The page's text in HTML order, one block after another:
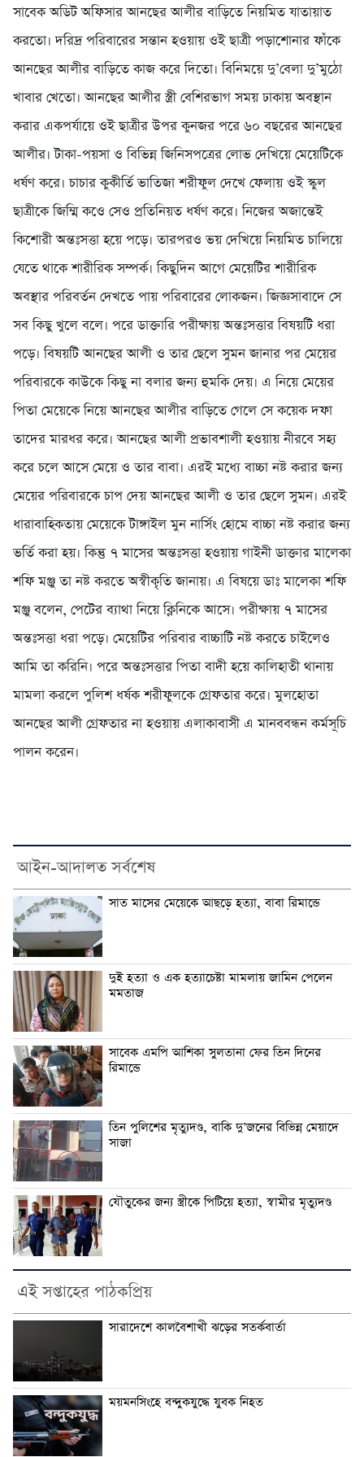
সাবেক অডিট অফিসার আনছের আলীর বাড়িতে নিয়মিত যাতায়াত
করতো। দরিদ্র পরিবারের সন্তান হওয়ায় ওই ছাত্রী পড়াশোনার ফাঁকে
আনছের আলীর বাড়িতে কাজ করে দিতো। বিনিময়ে দু’বেলা দু’মুঠো
খাবার খেতো। আনছের আলীর স্ত্রী বেশিরভাগ সময় ঢাকায় অবস্থান
করার একপর্যায়ে ওই ছাত্রীর উপর কুনজর পরে ৬০ বছরের আনছের
আলীর। টাকা-পয়সা ও বিভিন্ন জিনিসপত্রের লোভ দেখিয়ে মেয়েটিকে
ধর্ষণ করে। চাচার কুকীর্তি ভাতিজা শরীফুল দেখে ফেলায় ওই স্কুল
ছাত্রীকে জিম্মি কওে সেও প্রতিনিয়ত ধর্ষণ করে। নিজের অজান্তেই
কিশোরী অন্তঃসত্তা হয়ে পড়ে। তারপরও ভয় দেখিয়ে নিয়মিত চালিয়ে
যেতে থাকে শারীরিক সম্পর্ক। কিছুদিন আগে মেয়েটির শারীরিক
অবস্থার পরিবর্তন দেখতে পায় পরিবারের লোকজন। জিজ্ঞসাবাদে সে
সব কিছু খুলে বলে। পরে ডাক্তারি পরীক্ষায় অন্তঃসত্তার বিষয়টি ধরা
পড়ে। বিষয়টি আনছের আলী ও তার ছেলে সুমন জানার পর মেয়ের
পরিবারকে কাউকে কিছু না বলার জন্য হুমকি দেয়। এ নিয়ে মেয়ের
পিতা মেয়েকে নিয়ে আনছের আলীর বাড়িতে গেলে সে কয়েক দফা
তাদের মারধর করে। আনছের আলী প্রভাবশালী হওয়ায় নীরবে সহ্য
করে চলে আসে মেয়ে ও তার বাবা। এরই মধ্যে বাচ্চা নষ্ট করার জন্য
মেয়ের পরিবারকে চাপ দেয় আনছের আলী ও তার ছেলে সুমন। এরই
ধারাবাহিকতায় মেয়েকে টাঙ্গাইল মুন নার্সিং হোমে বাচ্চা নষ্ট করার জন্য
ভর্তি করা হয়। কিন্তু ৭ মাসের অন্তঃসত্তা হওয়ায় গাইনী ডাক্তার মালেকা
শফি মঞ্জু তা নষ্ট করতে অস্বীকৃতি জানায়। এ বিষয়ে ডাঃ মালেকা শফি
মঞ্জু বলেন, পেটের ব্যাথা নিয়ে ক্লিনিকে আসে। পরীক্ষায় ৭ মাসের
অন্তঃসত্তা ধরা পড়ে। মেয়েটির পরিবার বাচ্চাটি নষ্ট করতে চাইলেও
আমি তা করিনি। পরে অন্তঃসত্তার পিতা বাদী হয়ে কালিহাতী থানায়
মামলা করলে পুলিশ ধর্ষক শরীফুলকে গ্রেফতার করে। মুলহোতা
আনছের আলী গ্রেফতার না হওয়ায় এলাকাবাসী এ মানববন্ধন কর্মসূচি
পালন করেন।
আইন-আদালত সর্বশেষ
সাত মাসের মেয়েকে আছড়ে হত্যা, বাবা রিমান্ডে
দুই হত্যা ও এক হত্যাচেষ্টা মামলায় জামিন পেলেন
মমতাজ
সাবেক এমপি আশিকা সুলতানা ফের তিন দিনের
রিমান্ডে
তিন পুলিশের মৃত্যুদণ্ড, বাকি দু’জনের বিভিন্ন মেয়াদে
সাজা
যৌতুকের জন্য স্ত্রীকে পিটিয়ে হত্যা, স্বামীর মৃত্যুদণ্ড
এই সপ্তাহের পাঠকপ্রিয়
সারাদেশে কালবৈশাখী ঝড়ের সতর্কবার্তা
ময়মনসিংহে বন্দুকযুদ্ধে যুবক নিহত